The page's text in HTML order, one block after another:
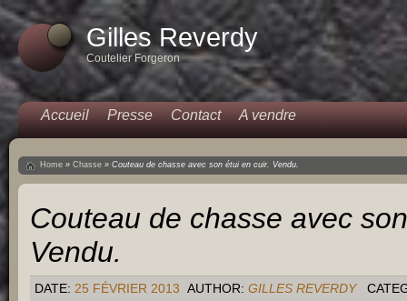
Gilles Reverdy
Coutelier Forgeron
Accueil Presse Contact A vendre
Home » Chasse » Couteau de chasse avec son étui en cuir. Vendu.
Couteau de chasse avec
Vendu.
DATE: 25 FÉVRIER 2013 AUTHOR: GILLES REVERDY